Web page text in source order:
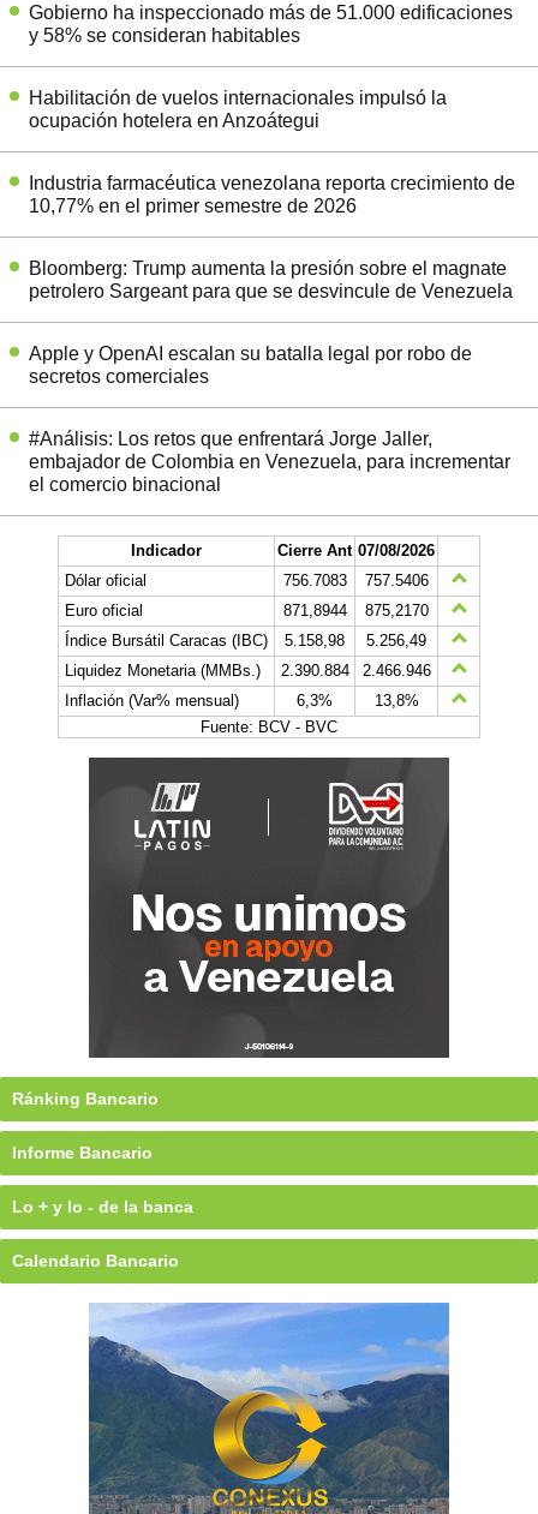
Gobierno ha inspeccionado más de 51.000 edificaciones
y 58% se consideran habitables
Habilitación de vuelos internacionales impulsó la
ocupación hotelera en Anzoátegui
Industria farmacéutica venezolana reporta crecimiento de
10,77% en el primer semestre de 2026
Bloomberg: Trump aumenta la presión sobre el magnate
petrolero Sargeant para que se desvincule de Venezuela
Apple y OpenAI escalan su batalla legal por robo de
secretos comerciales
#Análisis: Los retos que enfrentará Jorge Jaller,
embajador de Colombia en Venezuela, para incrementar
el comercio binacional
Indicador Cierre Ant 07/08/2026
Dólar oficial
756.7083
757.5406
Euro oficial
871,8944
875,2170
Índice Bursátil Caracas (IBC)
5.158,98
5.256,49
Liquidez Monetaria (MMBs.)
2.390.884
2.466.946
Inflación (Var% mensual)
6,3%
13,8%
Fuente: BCV - BVC
Ránking Bancario
Informe Bancario
Lo + y lo - de la banca
Calendario Bancario